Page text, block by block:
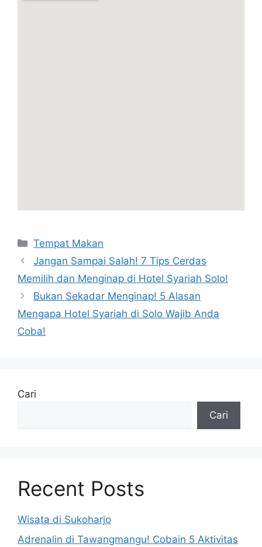
Kategori
Tempat Makan
Jangan Sampai Salah! 7 Tips Cerdas
Memilih dan Menginap di Hotel Syariah Solo!
Bukan Sekadar Menginap! 5 Alasan
Mengapa Hotel Syariah di Solo Wajib Anda
Coba!
Cari
Cari
Recent Posts
Wisata di Sukoharjo
Adrenalin di Tawangmangu! Cobain 5 Aktivitas